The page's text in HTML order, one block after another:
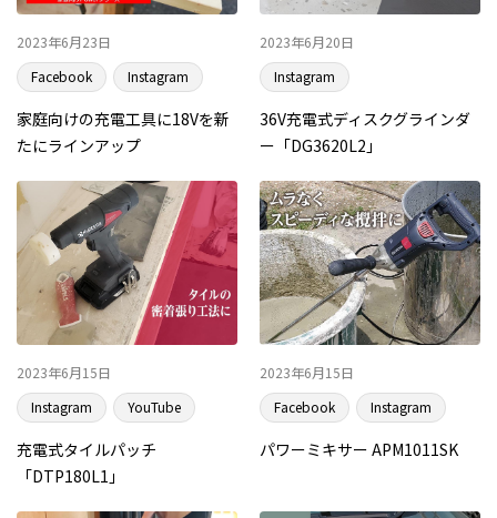
2023年6月23日
Facebook
Instagram
家庭向けの充電工具に18Vを新
たにラインアップ
2023年6月20日
Instagram
36V充電式ディスクグラインダ
ー「DG3620L2」
2023年6月15日
Instagram
YouTube
充電式タイルパッチ
「DTP180L1」
2023年6月15日
Facebook
Instagram
パワーミキサー APM1011SK